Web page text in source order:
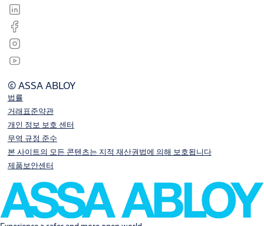
© ASSA ABLOY
법률
거래표준약관
개인 정보 보호 센터
무역 규정 준수
본 사이트의 모든 콘텐츠는 지적 재산권법에 의해 보호됩니다
제품보안센터